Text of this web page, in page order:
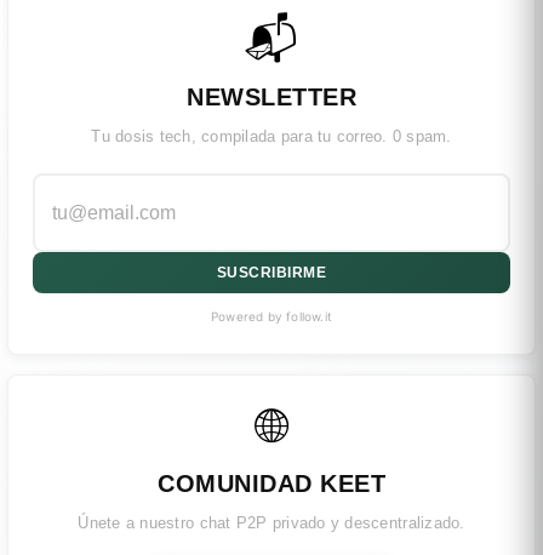
📬
NEWSLETTER
Tu dosis tech, compilada para tu correo. 0 spam.
SUSCRIBIRME
Powered by follow.it
🌐
COMUNIDAD KEET
Únete a nuestro chat P2P privado y descentralizado.